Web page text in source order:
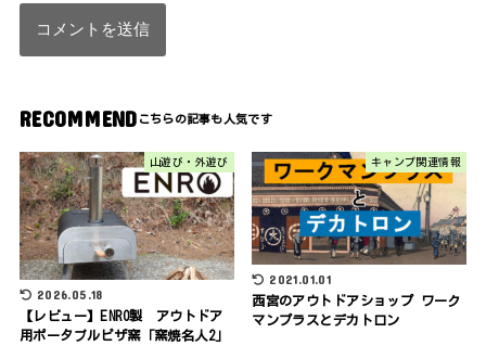
RECOMMEND
山遊び・外遊び
2026.05.18
【レビュー】ENRO製 アウトドア
用ポータブルピザ窯「窯焼名人2」
キャンプ関連情報
2021.01.01
西宮のアウトドアショップ ワーク
マンプラスとデカトロン